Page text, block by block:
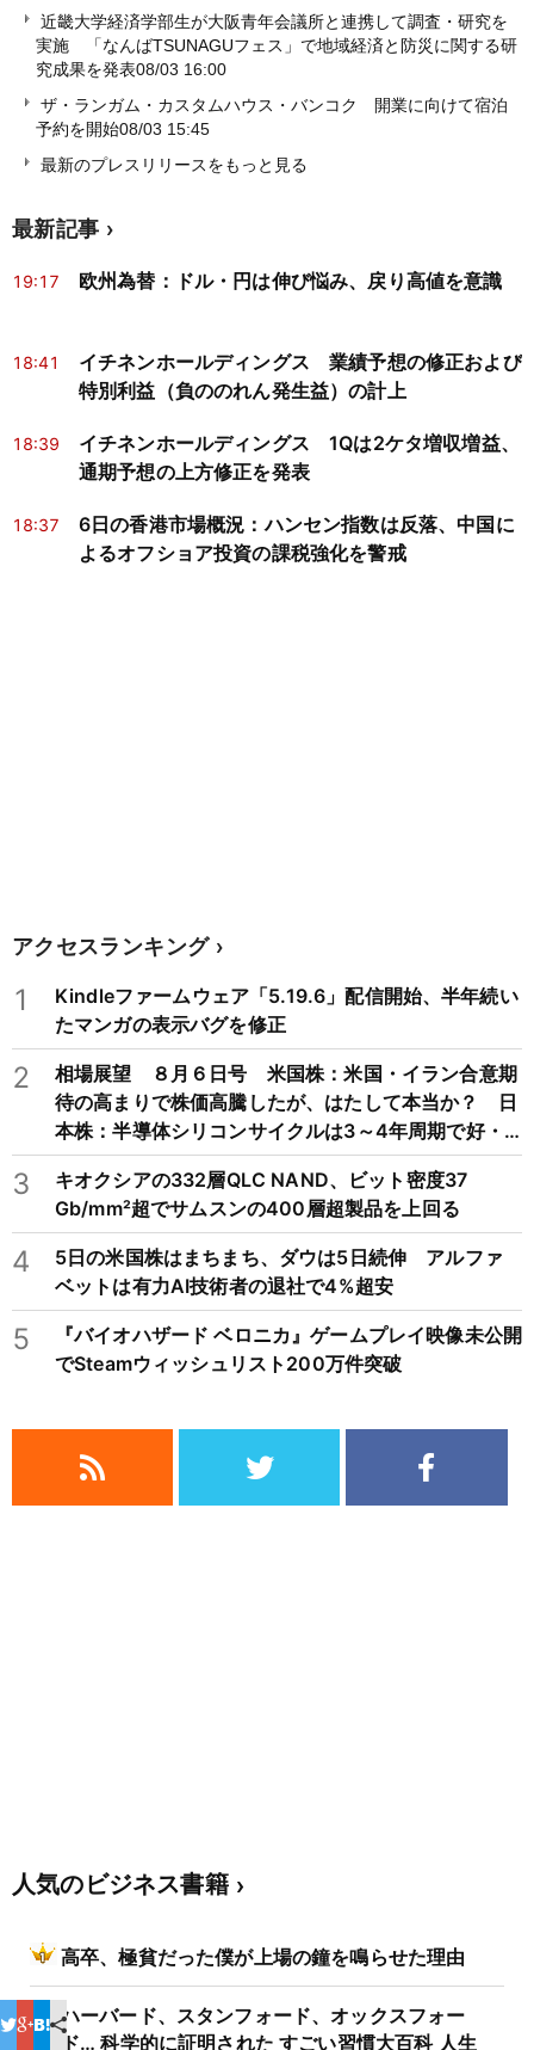
近畿大学経済学部生が大阪青年会議所と連携して調査・研究を
実施 「なんばTSUNAGUフェス」で地域経済と防災に関する研
究成果を発表08/03 16:00
ザ・ランガム・カスタムハウス・バンコク 開業に向けて宿泊
予約を開始08/03 15:45
最新のプレスリリースをもっと見る
最新記事
19:17 欧州為替：ドル・円は伸び悩み、戻り高値を意識
18:41
イチネンホールディングス 業績予想の修正および
特別利益（負ののれん発生益）の計上
18:39
イチネンホールディングス 1Qは2ケタ増収増益、
通期予想の上方修正を発表
18:37
6日の香港市場概況：ハンセン指数は反落、中国に
よるオフショア投資の課税強化を警戒
アクセスランキング
1
Kindleファームウェア「5.19.6」配信開始、半年続い
たマンガの表示バグを修正
2
相場展望 ８月６日号 米国株：米国・イラン合意期
待の高まりで株価高騰したが、はたして本当か？ 日
本株：半導体シリコンサイクルは3～4年周期で好・
不況を繰り返すため注意
3
キオクシアの332層QLC NAND、ビット密度37
Gb/mm²超でサムスンの400層超製品を上回る
4
5日の米国株はまちまち、ダウは5日続伸 アルファ
ベットは有力AI技術者の退社で4%超安
5
『バイオハザード ベロニカ』ゲームプレイ映像未公開
でSteamウィッシュリスト200万件突破
人気のビジネス書籍
高卒、極貧だった僕が上場の鐘を鳴らせた理由
ハーバード、スタンフォード、オックスフォー
ド… 科学的に証明された すごい習慣大百科 人生